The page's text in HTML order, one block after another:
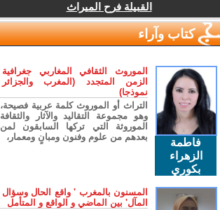
القبيلة فرح الميراث
كتاب وآراء
فاطمة
الزهراء
بكوري
الموروث الثقافي المغاربي جغرافية
الزمن المتجدد (المغرب والجزائر
نموذجا)
التراث أو الموروث كلمة عربية فصيحة،
وهو مجموعة التقاليد والآثار والثقافة
الموروثة التي تركها السابقون لمن
بعدهم من علوم وفنون ومبانٍ ومعمار،
المسنون بالمغرب ' واقع الحال وسؤال
المآل' بين الماضي و الواقع و المتأمل